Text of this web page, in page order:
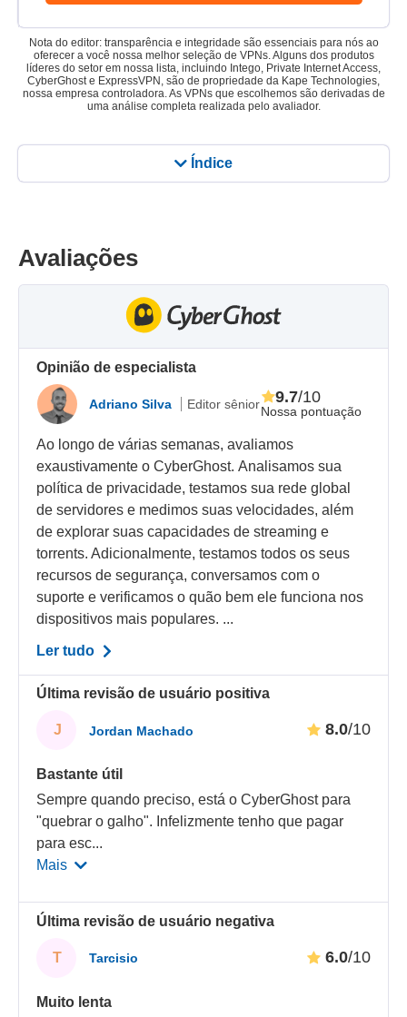
Índice
Nota do editor: transparência e integridade são essenciais para nós ao
oferecer a você nossa melhor seleção de VPNs. Alguns dos produtos
líderes do setor em nossa lista, incluindo Intego, Private Internet Access,
CyberGhost e ExpressVPN, são de propriedade da Kape Technologies,
nossa empresa controladora. As VPNs que escolhemos são derivadas de
uma análise completa realizada pelo avaliador.
Avaliações
Opinião de especialista
Adriano Silva Editor sêniorNossa pontuação
9.7/10
Ao longo de várias semanas, avaliamos
exaustivamente o CyberGhost. Analisamos sua
política de privacidade, testamos sua rede global
de servidores e medimos suas velocidades, além
de explorar suas capacidades de streaming e
torrents. Adicionalmente, testamos todos os seus
recursos de segurança, conversamos com o
suporte e verificamos o quão bem ele funciona nos
dispositivos mais populares. ...
Ler tudo
Última revisão de usuário positiva
J Jordan Machado 8.0/10
Bastante útil
Sempre quando preciso, está o CyberGhost para
"quebrar o galho". Infelizmente tenho que pagar
para esc...
Mais
Última revisão de usuário negativa
T Tarcisio 6.0/10
Muito lenta